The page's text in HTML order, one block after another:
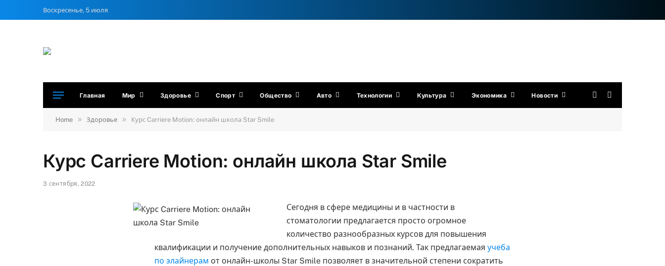
Воскресенье, 5 июля
Главная Мир Здоровье Спорт Общество Авто Технологии Культура Экономика Новости
Home » Здоровье » Курс Carriere Motion: онлайн школа Star Smile
Курс Carriere Motion: онлайн школа Star Smile
3 сентября, 2022
Сегодня в сфере медицины и в частности в
стоматологии предлагается просто огромное
количество разнообразных курсов для повышения
квалификации и получение дополнительных навыков и познаний. Так предлагаемая учеба
по элайнерам от онлайн-школы Star Smile позволяет в значительной степени сократить